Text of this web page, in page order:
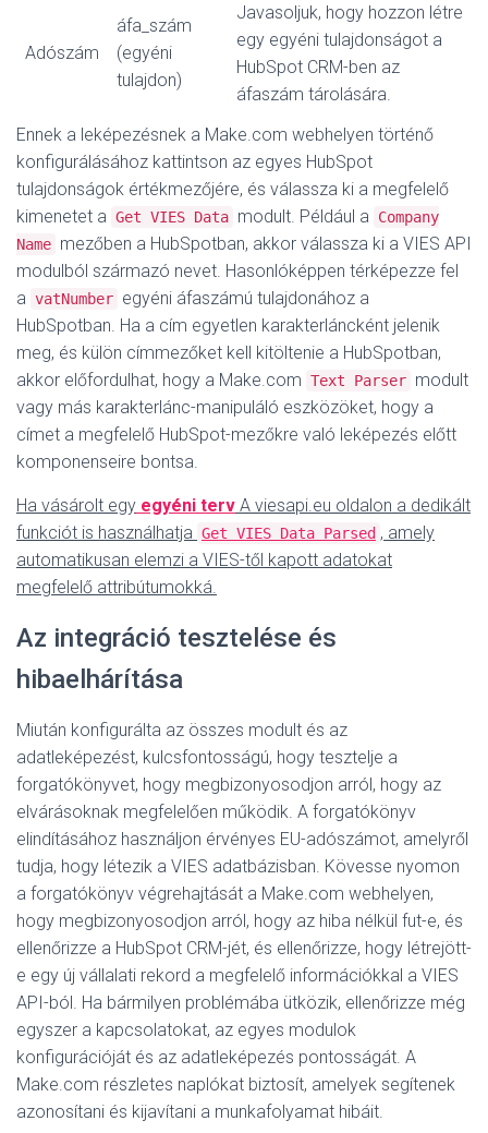
Adószám
áfa_szám
(egyéni
tulajdon)
Javasoljuk, hogy hozzon létre
egy egyéni tulajdonságot a
HubSpot CRM-ben az
áfaszám tárolására.
Ennek a leképezésnek a Make.com webhelyen történő
konfigurálásához kattintson az egyes HubSpot
tulajdonságok értékmezőjére, és válassza ki a megfelelő
kimenetet a Get VIES Data modult. Például a Company
Name mezőben a HubSpotban, akkor válassza ki a VIES API
modulból származó nevet. Hasonlóképpen térképezze fel
a vatNumber egyéni áfaszámú tulajdonához a
HubSpotban. Ha a cím egyetlen karakterláncként jelenik
meg, és külön címmezőket kell kitöltenie a HubSpotban,
akkor előfordulhat, hogy a Make.com Text Parser modult
vagy más karakterlánc-manipuláló eszközöket, hogy a
címet a megfelelő HubSpot-mezőkre való leképezés előtt
komponenseire bontsa.
Ha vásárolt egy egyéni terv A viesapi.eu oldalon a dedikált
funkciót is használhatja Get VIES Data Parsed , amely
automatikusan elemzi a VIES-től kapott adatokat
megfelelő attribútumokká.
Az integráció tesztelése és
hibaelhárítása
Miután konfigurálta az összes modult és az
adatleképezést, kulcsfontosságú, hogy tesztelje a
forgatókönyvet, hogy megbizonyosodjon arról, hogy az
elvárásoknak megfelelően működik. A forgatókönyv
elindításához használjon érvényes EU-adószámot, amelyről
tudja, hogy létezik a VIES adatbázisban. Kövesse nyomon
a forgatókönyv végrehajtását a Make.com webhelyen,
hogy megbizonyosodjon arról, hogy az hiba nélkül fut-e, és
ellenőrizze a HubSpot CRM-jét, és ellenőrizze, hogy létrejött-
e egy új vállalati rekord a megfelelő információkkal a VIES
API-ból. Ha bármilyen problémába ütközik, ellenőrizze még
egyszer a kapcsolatokat, az egyes modulok
konfigurációját és az adatleképezés pontosságát. A
Make.com részletes naplókat biztosít, amelyek segítenek
azonosítani és kijavítani a munkafolyamat hibáit.